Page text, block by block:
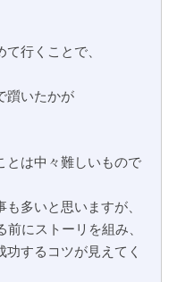
行くことで、
躓いたかが
とは中々難しいもので
多いと思いますが、
にストーリを組み、
するコツが見えてく